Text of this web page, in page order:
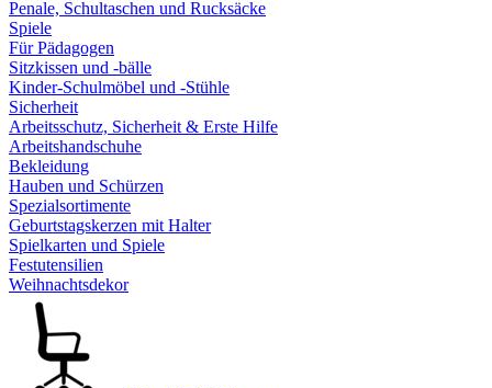
Penale, Schultaschen und Rucksäcke
Spiele
Für Pädagogen
Sitzkissen und -bälle
Kinder-Schulmöbel und -Stühle
Sicherheit
Arbeitsschutz, Sicherheit & Erste Hilfe
Arbeitshandschuhe
Bekleidung
Hauben und Schürzen
Spezialsortimente
Geburtstagskerzen mit Halter
Spielkarten und Spiele
Festutensilien
Weihnachtsdekor